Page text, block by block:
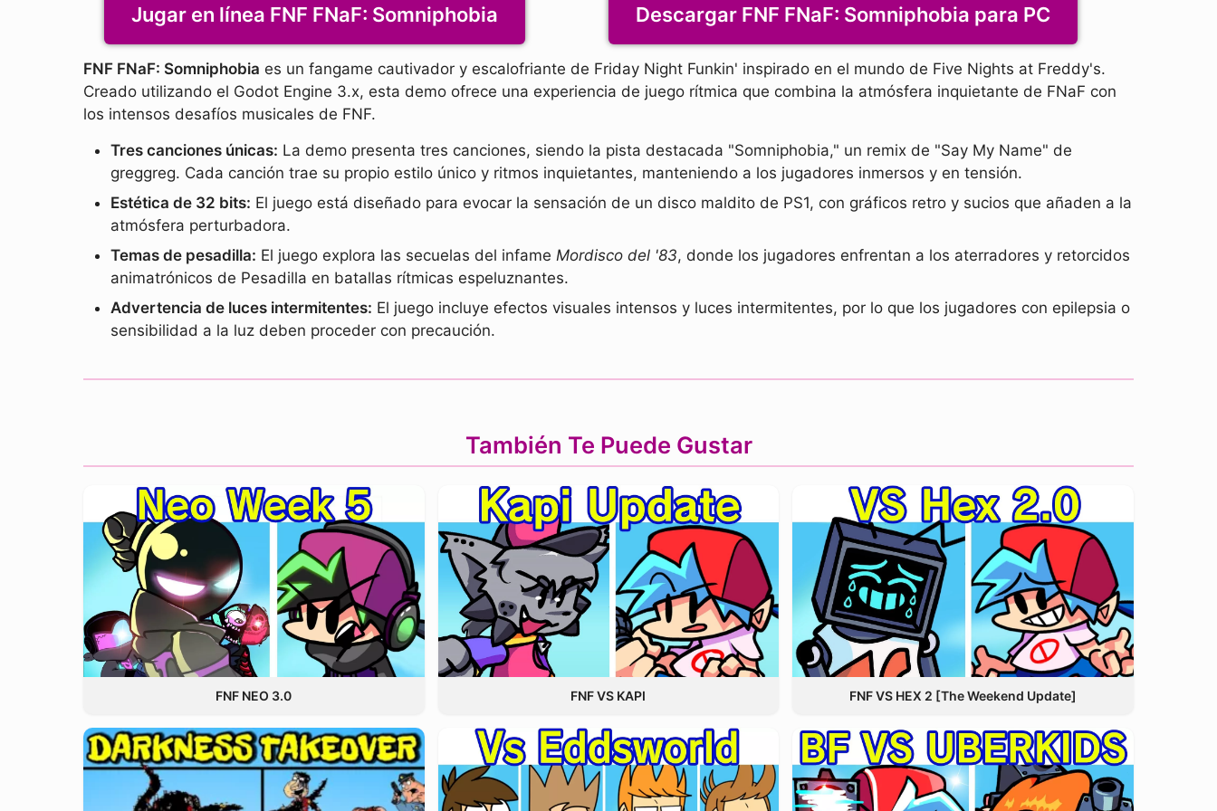
Jugar en línea FNF FNaF: Somniphobia Descargar FNF FNaF: Somniphobia para PC
FNF FNaF: Somniphobia es un fangame cautivador y escalofriante de Friday Night Funkin' inspirado en el mundo de Five Nights at Freddy's.
Creado utilizando el Godot Engine 3.x, esta demo ofrece una experiencia de juego rítmica que combina la atmósfera inquietante de FNaF con
los intensos desafíos musicales de FNF.
Tres canciones únicas: La demo presenta tres canciones, siendo la pista destacada "Somniphobia," un remix de "Say My Name" de
greggreg. Cada canción trae su propio estilo único y ritmos inquietantes, manteniendo a los jugadores inmersos y en tensión.
Estética de 32 bits: El juego está diseñado para evocar la sensación de un disco maldito de PS1, con gráficos retro y sucios que añaden a la
atmósfera perturbadora.
Temas de pesadilla: El juego explora las secuelas del infame Mordisco del '83, donde los jugadores enfrentan a los aterradores y retorcidos
animatrónicos de Pesadilla en batallas rítmicas espeluznantes.
Advertencia de luces intermitentes: El juego incluye efectos visuales intensos y luces intermitentes, por lo que los jugadores con epilepsia o
sensibilidad a la luz deben proceder con precaución.
También Te Puede Gustar
FNF NEO 3.0 FNF VS KAPI FNF VS HEX 2 [The Weekend Update]